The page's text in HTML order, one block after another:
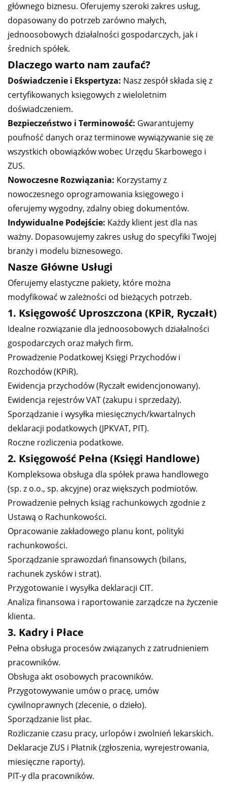
głównego biznesu. Oferujemy szeroki zakres usług,
dopasowany do potrzeb zarówno małych,
jednoosobowych działalności gospodarczych, jak i
średnich spółek.
Dlaczego warto nam zaufać?
Doświadczenie i Ekspertyza: Nasz zespół składa się z
certyfikowanych księgowych z wieloletnim
doświadczeniem.
Bezpieczeństwo i Terminowość: Gwarantujemy
poufność danych oraz terminowe wywiązywanie się ze
wszystkich obowiązków wobec Urzędu Skarbowego i
ZUS.
Nowoczesne Rozwiązania: Korzystamy z
nowoczesnego oprogramowania księgowego i
oferujemy wygodny, zdalny obieg dokumentów.
Indywidualne Podejście: Każdy klient jest dla nas
ważny. Dopasowujemy zakres usług do specyfiki Twojej
branży i modelu biznesowego.
Nasze Główne Usługi
Oferujemy elastyczne pakiety, które można
modyfikować w zależności od bieżących potrzeb.
1. Księgowość Uproszczona (KPiR, Ryczałt)
Idealne rozwiązanie dla jednoosobowych działalności
gospodarczych oraz małych firm.
Prowadzenie Podatkowej Księgi Przychodów i
Rozchodów (KPiR).
Ewidencja przychodów (Ryczałt ewidencjonowany).
Ewidencja rejestrów VAT (zakupu i sprzedaży).
Sporządzanie i wysyłka miesięcznych/kwartalnych
deklaracji podatkowych (JPKVAT, PIT).
Roczne rozliczenia podatkowe.
2. Księgowość Pełna (Księgi Handlowe)
Kompleksowa obsługa dla spółek prawa handlowego
(sp. z o.o., sp. akcyjne) oraz większych podmiotów.
Prowadzenie pełnych ksiąg rachunkowych zgodnie z
Ustawą o Rachunkowości.
Opracowanie zakładowego planu kont, polityki
rachunkowości.
Sporządzanie sprawozdań finansowych (bilans,
rachunek zysków i strat).
Przygotowanie i wysyłka deklaracji CIT.
Analiza finansowa i raportowanie zarządcze na życzenie
klienta.
3. Kadry i Płace
Pełna obsługa procesów związanych z zatrudnieniem
pracowników.
Obsługa akt osobowych pracowników.
Przygotowywanie umów o pracę, umów
cywilnoprawnych (zlecenie, o dzieło).
Sporządzanie list płac.
Rozliczanie czasu pracy, urlopów i zwolnień lekarskich.
Deklaracje ZUS i Płatnik (zgłoszenia, wyrejestrowania,
miesięczne raporty).
PIT-y dla pracowników.